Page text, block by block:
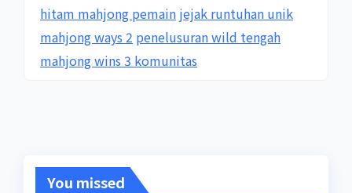
hitam mahjong pemain jejak runtuhan unik
mahjong ways 2 penelusuran wild tengah
mahjong wins 3 komunitas
You missed